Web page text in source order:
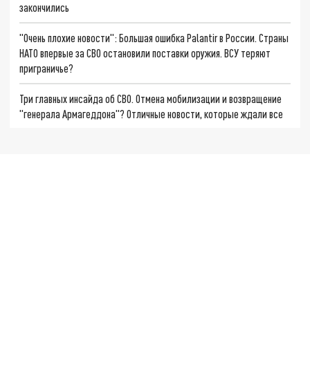
закончились
"Очень плохие новости": Большая ошибка Palantir в России. Страны
НАТО впервые за СВО остановили поставки оружия. ВСУ теряют
приграничье?
Три главных инсайда об СВО. Отмена мобилизации и возвращение
"генерала Армагеддона"? Отличные новости, которые ждали все